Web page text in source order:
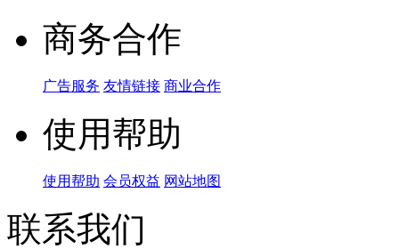
商务合作
广告服务 友情链接 商业合作
使用帮助
使用帮助 会员权益 网站地图
联系我们